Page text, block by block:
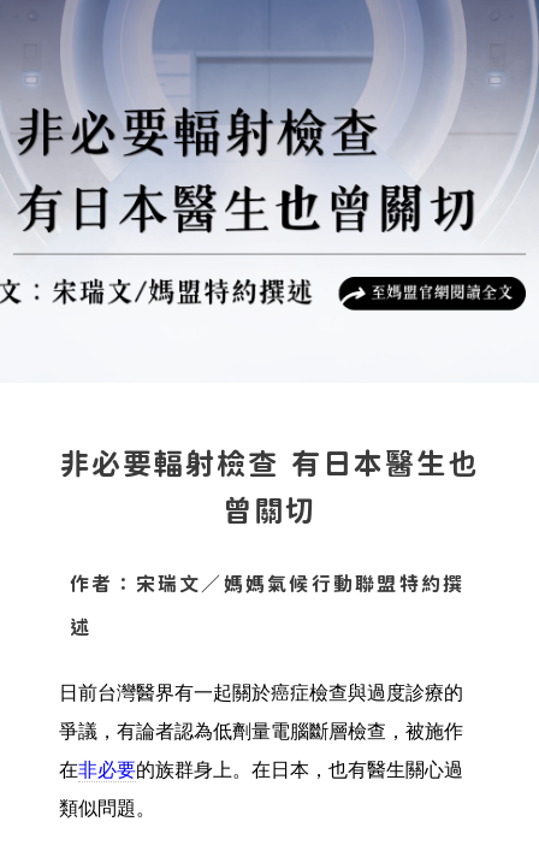
非必要輻射檢查 有日本醫生也
曾關切
作者：宋瑞文／媽媽氣候行動聯盟特約撰
述
日前台灣醫界有一起關於癌症檢查與過度診療的
爭議，有論者認為低劑量電腦斷層檢查，被施作
在非必要的族群身上。在日本，也有醫生關心過
類似問題。